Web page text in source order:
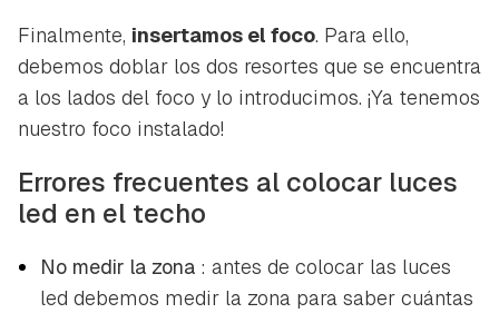
Finalmente, insertamos el foco. Para ello,
debemos doblar los dos resortes que se encuentra
a los lados del foco y lo introducimos. ¡Ya tenemos
nuestro foco instalado!
Errores frecuentes al colocar luces
led en el techo
No medir la zona : antes de colocar las luces
led debemos medir la zona para saber cuántas